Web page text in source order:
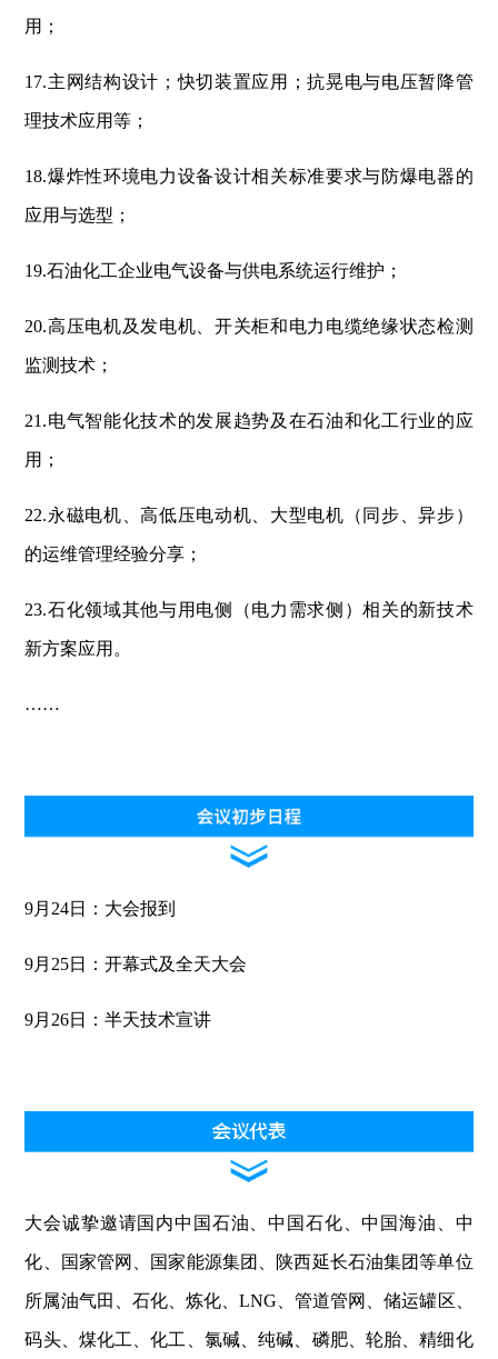
用；
17.主网结构设计；快切装置应用；抗晃电与电压暂降管
理技术应用等；
18.爆炸性环境电力设备设计相关标准要求与防爆电器的
应用与选型；
19.石油化工企业电气设备与供电系统运行维护；
20.高压电机及发电机、开关柜和电力电缆绝缘状态检测
监测技术；
21.电气智能化技术的发展趋势及在石油和化工行业的应
用；
22.永磁电机、高低压电动机、大型电机（同步、异步）
的运维管理经验分享；
23.石化领域其他与用电侧（电力需求侧）相关的新技术
新方案应用。
……
9月24日：大会报到
9月25日：开幕式及全天大会
9月26日：半天技术宣讲
大会诚挚邀请国内中国石油、中国石化、中国海油、中
化、国家管网、国家能源集团、陕西延长石油集团等单位
所属油气田、石化、炼化、LNG、管道管网、储运罐区、
码头、煤化工、化工、氯碱、纯碱、磷肥、轮胎、精细化